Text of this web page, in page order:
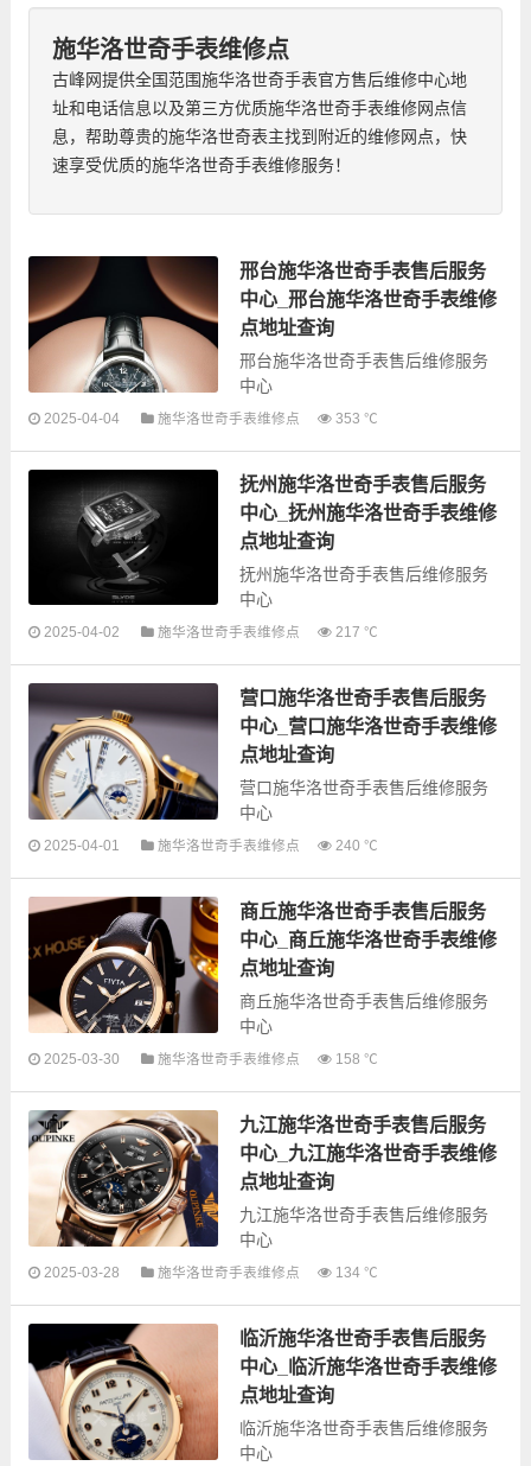
施华洛世奇手表维修点
古峰网提供全国范围施华洛世奇手表官方售后维修中心地
址和电话信息以及第三方优质施华洛世奇手表维修网点信
息，帮助尊贵的施华洛世奇表主找到附近的维修网点，快
速享受优质的施华洛世奇手表维修服务！
邢台施华洛世奇手表售后服务
中心_邢台施华洛世奇手表维修
点地址查询
邢台施华洛世奇手表售后维修服务
中心
洛世奇手表售后服务网点和优质维
修点信息，可以为您提供施华洛世
奇全型号手表的故障检测维修，手
2025-04-04 施华洛世奇手表维修点 353 ℃
抚州施华洛世奇手表售后服务
中心_抚州施华洛世奇手表维修
点地址查询
抚州施华洛世奇手表售后维修服务
中心
修点信息，可以为您提供施华洛世
奇全型号手表的故障检测维修，手
表保养等...
2025-04-02 施华洛世奇手表维修点 217 ℃
营口施华洛世奇手表售后服务
中心_营口施华洛世奇手表维修
点地址查询
营口施华洛世奇手表售后维修服务
中心
修点信息，可以为您提供施华洛世
奇全型号手表的故障检测维修，手
表保养等...
2025-04-01 施华洛世奇手表维修点 240 ℃
商丘施华洛世奇手表售后服务
中心_商丘施华洛世奇手表维修
点地址查询
商丘施华洛世奇手表售后维修服务
中心
修点信息，可以为您提供施华洛世
奇全型号手表的故障检测维修，手
表保养等...
2025-03-30 施华洛世奇手表维修点 158 ℃
九江施华洛世奇手表售后服务
中心_九江施华洛世奇手表维修
点地址查询
九江施华洛世奇手表售后维修服务
中心
修点信息，可以为您提供施华洛世
奇全型号手表的故障检测维修，手
表保养等...
2025-03-28 施华洛世奇手表维修点 134 ℃
临沂施华洛世奇手表售后服务
中心_临沂施华洛世奇手表维修
点地址查询
临沂施华洛世奇手表售后维修服务
中心